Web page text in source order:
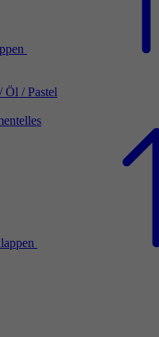
/ Pastel